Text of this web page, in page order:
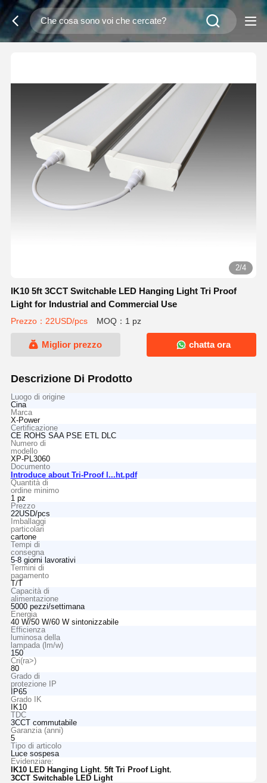
2/4
IK10 5ft 3CCT Switchable LED Hanging Light Tri Proof
Light for Industrial and Commercial Use
Prezzo：22USD/pcs MOQ：1 pz
Miglior prezzo chatta ora
Descrizione Di Prodotto
Luogo di origine
Cina
Marca
X-Power
Certificazione
CE ROHS SAA PSE ETL DLC
Numero di
modello
XP-PL3060
Documento
Introduce about Tri-Proof l...ht.pdf
Quantità di
ordine minimo
1 pz
Prezzo
22USD/pcs
Imballaggi
particolari
cartone
Tempi di
consegna
5-8 giorni lavorativi
Termini di
pagamento
T/T
Capacità di
alimentazione
5000 pezzi/settimana
Energia
40 W/50 W/60 W sintonizzabile
Efficienza
luminosa della
lampada (lm/w)
150
Cri(ra>)
80
Grado di
protezione IP
IP65
Grado IK
IK10
TDC
3CCT commutabile
Garanzia (anni)
5
Tipo di articolo
Luce sospesa
Evidenziare:
IK10 LED Hanging Light, 5ft Tri Proof Light,
3CCT Switchable LED Light